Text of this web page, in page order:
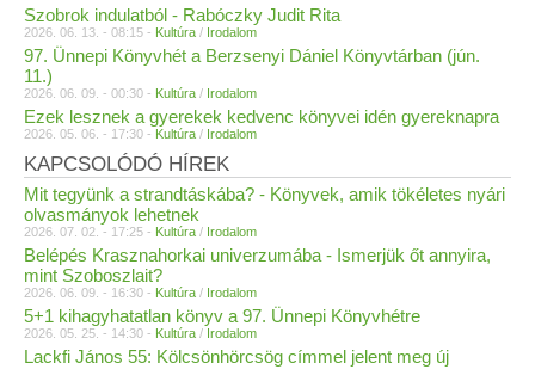
Szobrok indulatból - Rabóczky Judit Rita
2026. 06. 13. - 08:15 - Kultúra / Irodalom
97. Ünnepi Könyvhét a Berzsenyi Dániel Könyvtárban (jún.
11.)
2026. 06. 09. - 00:30 - Kultúra / Irodalom
Ezek lesznek a gyerekek kedvenc könyvei idén gyereknapra
2026. 05. 06. - 17:30 - Kultúra / Irodalom
KAPCSOLÓDÓ HÍREK
Mit tegyünk a strandtáskába? - Könyvek, amik tökéletes nyári
olvasmányok lehetnek
2026. 07. 02. - 17:25 - Kultúra / Irodalom
Belépés Krasznahorkai univerzumába - Ismerjük őt annyira,
mint Szoboszlait?
2026. 06. 09. - 16:30 - Kultúra / Irodalom
5+1 kihagyhatatlan könyv a 97. Ünnepi Könyvhétre
2026. 05. 25. - 14:30 - Kultúra / Irodalom
Lackfi János 55: Kölcsönhörcsög címmel jelent meg új